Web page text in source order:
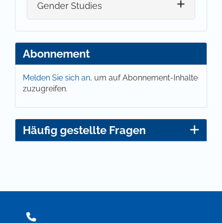
Gender Studies
Abonnement
Melden Sie sich an, um auf Abonnement-Inhalte
zuzugreifen.
Häufig gestellte Fragen